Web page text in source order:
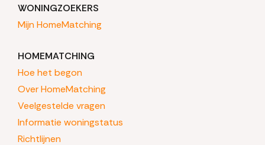
WONINGZOEKERS
Mijn HomeMatching
HOMEMATCHING
Hoe het begon
Over HomeMatching
Veelgestelde vragen
Informatie woningstatus
Richtlijnen